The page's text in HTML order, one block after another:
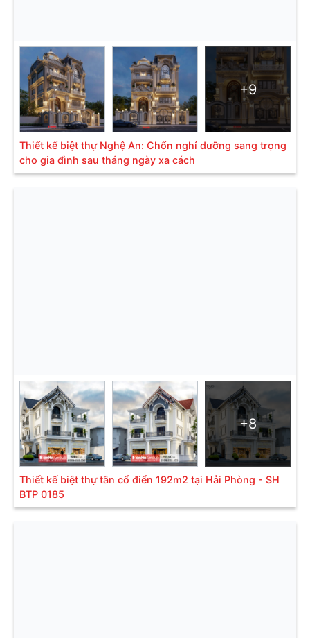
+9
Thiết kế biệt thự Nghệ An: Chốn nghỉ dưỡng sang trọng
cho gia đình sau tháng ngày xa cách
+8
Thiết kế biệt thự tân cổ điển 192m2 tại Hải Phòng - SH
BTP 0185